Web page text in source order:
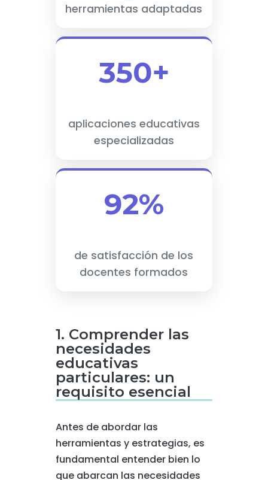
herramientas adaptadas
350+
aplicaciones educativas
especializadas
92%
de satisfacción de los
docentes formados
1. Comprender las
necesidades
educativas
particulares: un
requisito esencial
Antes de abordar las
herramientas y estrategias, es
fundamental entender bien lo
que abarcan las necesidades